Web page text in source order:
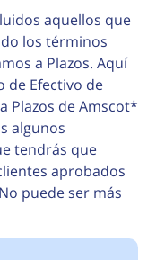
aquellos que
los términos
a Plazos. Aquí
de Efectivo de
Plazos de Amscot*
algunos
tendrás que
aprobados
puede ser más